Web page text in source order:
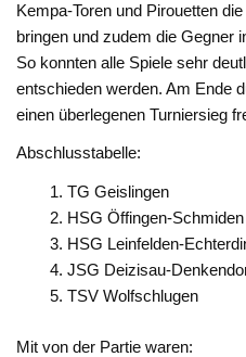
Kempa-Toren und Pirouetten
bringen und zudem die Gegner
So konnten alle Spiele sehr
entschieden werden. Am Ende
einen überlegenen Turniersieg
Abschlusstabelle:
TG Geislingen
HSG Öffingen-Schmiden
HSG Leinfelden-
JSG Deizisau-
TSV Wolfschlugen
Mit von der Partie waren: